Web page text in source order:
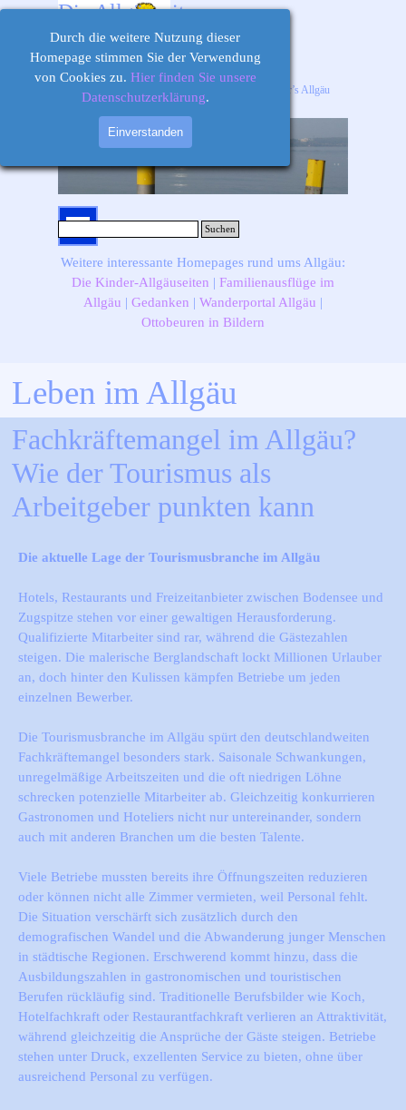
Durch die weitere Nutzung dieser
Homepage stimmen Sie der Verwendung
von Cookies zu. Hier finden Sie unsere
Datenschutzerklärung.
Einverstanden
Direkt zum Seiteninhalt
Die Allgäuseiten
Ihr Informations-, Ausflugs- und Freizeitportal für’s Allgäu
Weitere interessante Homepages rund ums Allgäu:
Die Kinder-Allgäuseiten | Familienausflüge im
Allgäu | Gedanken | Wanderportal Allgäu |
Ottobeuren in Bildern
Suchen
Leben im Allgäu
Fachkräftemangel im Allgäu?
Wie der Tourismus als
Arbeitgeber punkten kann
Die aktuelle Lage der Tourismusbranche im Allgäu
Hotels, Restaurants und Freizeitanbieter zwischen Bodensee und
Zugspitze stehen vor einer gewaltigen Herausforderung.
Qualifizierte Mitarbeiter sind rar, während die Gästezahlen
steigen. Die malerische Berglandschaft lockt Millionen Urlauber
an, doch hinter den Kulissen kämpfen Betriebe um jeden
einzelnen Bewerber.
Die Tourismusbranche im Allgäu spürt den deutschlandweiten
Fachkräftemangel besonders stark. Saisonale Schwankungen,
unregelmäßige Arbeitszeiten und die oft niedrigen Löhne
schrecken potenzielle Mitarbeiter ab. Gleichzeitig konkurrieren
Gastronomen und Hoteliers nicht nur untereinander, sondern
auch mit anderen Branchen um die besten Talente.
Viele Betriebe mussten bereits ihre Öffnungszeiten reduzieren
oder können nicht alle Zimmer vermieten, weil Personal fehlt.
Die Situation verschärft sich zusätzlich durch den
demografischen Wandel und die Abwanderung junger Menschen
in städtische Regionen. Erschwerend kommt hinzu, dass die
Ausbildungszahlen in gastronomischen und touristischen
Berufen rückläufig sind. Traditionelle Berufsbilder wie Koch,
Hotelfachkraft oder Restaurantfachkraft verlieren an Attraktivität,
während gleichzeitig die Ansprüche der Gäste steigen. Betriebe
stehen unter Druck, exzellenten Service zu bieten, ohne über
ausreichend Personal zu verfügen.